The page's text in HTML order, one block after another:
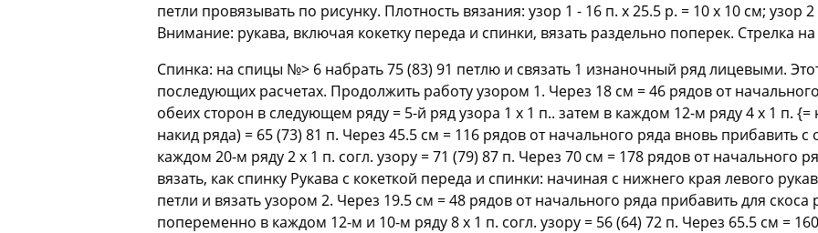
петли провязывать по рисунку. Плотность вязания: узор 1 - 16 п. х 25.5 р. = 10 х 10 см; узор
Внимание: рукава, включая кокетку переда и спинки, вязать раздельно поперек. Стрелка
Спинка: на спицы №> 6 набрать 75 (83) 91 петлю и связать 1 изнаночный ряд лицевыми.
последующих расчетах. Продолжить работу узором 1. Через 18 см = 46 рядов от
обеих сторон в следующем ряду = 5-й ряд узора 1 х 1 п.. затем в каждом 12-м ряду 4 х 1 п.
накид ряда) = 65 (73) 81 п. Через 45.5 см = 116 рядов от начального ряда вновь прибавить с
каждом 20-м ряду 2 х 1 п. согл. узору = 71 (79) 87 п. Через 70 см = 178 рядов от начального
вязать, как спинку Рукава с кокеткой переда и спинки: начиная с нижнего края левого
петли и вязать узором 2. Через 19.5 см = 48 рядов от начального ряда прибавить для скоса
попеременно в каждом 12-м и 10-м ряду 8 х 1 п. согл. узору = 56 (64) 72 п. Через 65.5 см =